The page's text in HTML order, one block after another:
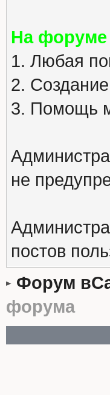
На форуме
1. Любая
2.
3. Помощь
не
постов
Форум
форума